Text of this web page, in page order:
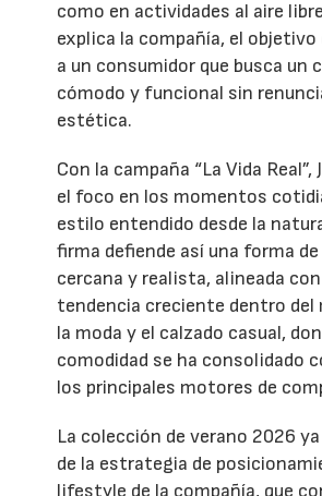
como en actividades al aire
explica la compañía, el objetivo
a un consumidor que busca un
cómodo y funcional sin
estética.
Con la campaña “La Vida Real”,
el foco en los momentos
estilo entendido desde la
firma defiende así una forma
cercana y realista, alineada
tendencia creciente dentro del
la moda y el calzado casual,
comodidad se ha consolidado
los principales motores de
La colección de verano 2026
de la estrategia de
lifestyle de la compañía, que